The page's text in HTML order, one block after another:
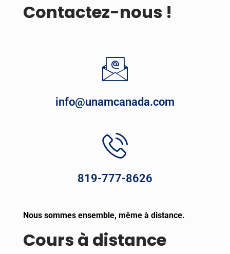
Contactez-nous !
info@unamcanada.com
819-777-8626
Nous sommes ensemble, même à distance.
Cours à distance